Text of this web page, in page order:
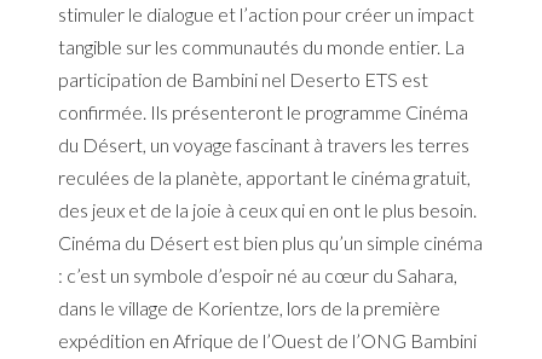
stimuler le dialogue et l’action pour créer un impact
tangible sur les communautés du monde entier. La
participation de Bambini nel Deserto ETS est
confirmée. Ils présenteront le programme Cinéma
du Désert, un voyage fascinant à travers les terres
reculées de la planète, apportant le cinéma gratuit,
des jeux et de la joie à ceux qui en ont le plus besoin.
Cinéma du Désert est bien plus qu’un simple cinéma
: c’est un symbole d’espoir né au cœur du Sahara,
dans le village de Korientze, lors de la première
expédition en Afrique de l’Ouest de l’ONG Bambini